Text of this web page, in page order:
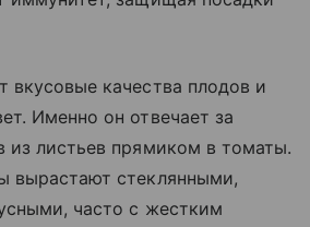
вкусовые качества плодов и
Именно он отвечает за
из листьев прямиком в томаты.
вырастают стеклянными,
часто с жестким